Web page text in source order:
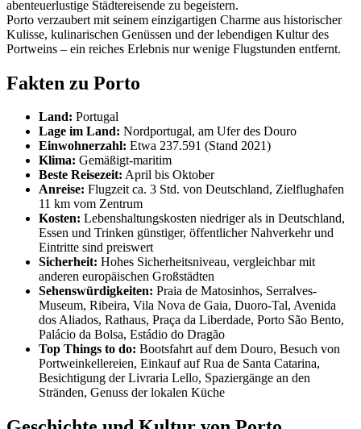
abenteuerlustige Städtereisende zu begeistern.
Porto verzaubert mit seinem einzigartigen Charme aus historischer
Kulisse, kulinarischen Genüssen und der lebendigen Kultur des
Portweins – ein reiches Erlebnis nur wenige Flugstunden entfernt.
Fakten zu Porto
Land: Portugal
Lage im Land: Nordportugal, am Ufer des Douro
Einwohnerzahl: Etwa 237.591 (Stand 2021)
Klima: Gemäßigt-maritim
Beste Reisezeit: April bis Oktober
Anreise: Flugzeit ca. 3 Std. von Deutschland, Zielflughafen
11 km vom Zentrum
Kosten: Lebenshaltungskosten niedriger als in Deutschland,
Essen und Trinken günstiger, öffentlicher Nahverkehr und
Eintritte sind preiswert
Sicherheit: Hohes Sicherheitsniveau, vergleichbar mit
anderen europäischen Großstädten
Sehenswürdigkeiten: Praia de Matosinhos, Serralves-
Museum, Ribeira, Vila Nova de Gaia, Duoro-Tal, Avenida
dos Aliados, Rathaus, Praça da Liberdade, Porto São Bento,
Palácio da Bolsa, Estádio do Dragão
Top Things to do: Bootsfahrt auf dem Douro, Besuch von
Portweinkellereien, Einkauf auf Rua de Santa Catarina,
Besichtigung der Livraria Lello, Spaziergänge an den
Stränden, Genuss der lokalen Küche